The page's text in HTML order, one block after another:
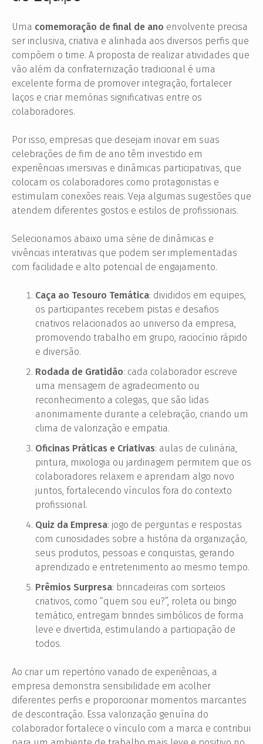
Uma comemoração de final de ano envolvente precisa
ser inclusiva, criativa e alinhada aos diversos perfis que
compõem o time. A proposta de realizar atividades que
vão além da confraternização tradicional é uma
excelente forma de promover integração, fortalecer
laços e criar memórias significativas entre os
colaboradores.
Por isso, empresas que desejam inovar em suas
celebrações de fim de ano têm investido em
experiências imersivas e dinâmicas participativas, que
colocam os colaboradores como protagonistas e
estimulam conexões reais. Veja algumas sugestões que
atendem diferentes gostos e estilos de profissionais.
Selecionamos abaixo uma série de dinâmicas e
vivências interativas que podem ser implementadas
com facilidade e alto potencial de engajamento.
Caça ao Tesouro Temática: divididos em equipes,
os participantes recebem pistas e desafios
criativos relacionados ao universo da empresa,
promovendo trabalho em grupo, raciocínio rápido
e diversão.
Rodada de Gratidão: cada colaborador escreve
uma mensagem de agradecimento ou
reconhecimento a colegas, que são lidas
anonimamente durante a celebração, criando um
clima de valorização e empatia.
Oficinas Práticas e Criativas: aulas de culinária,
pintura, mixologia ou jardinagem permitem que os
colaboradores relaxem e aprendam algo novo
juntos, fortalecendo vínculos fora do contexto
profissional.
Quiz da Empresa: jogo de perguntas e respostas
com curiosidades sobre a história da organização,
seus produtos, pessoas e conquistas, gerando
aprendizado e entretenimento ao mesmo tempo.
Prêmios Surpresa: brincadeiras com sorteios
criativos, como “quem sou eu?”, roleta ou bingo
temático, entregam brindes simbólicos de forma
leve e divertida, estimulando a participação de
todos.
Ao criar um repertório variado de experiências, a
empresa demonstra sensibilidade em acolher
diferentes perfis e proporcionar momentos marcantes
de descontração. Essa valorização genuína do
colaborador fortalece o vínculo com a marca e contribui